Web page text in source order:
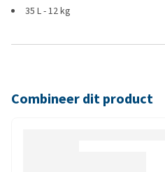
35 L - 12 kg
Combineer dit product